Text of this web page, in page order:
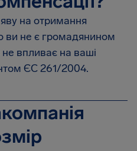
на отримання
ви не є громадянином
впливає на ваші
ЄС 261/2004.